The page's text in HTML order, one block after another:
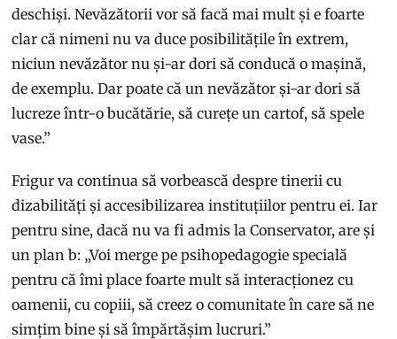
deschiși. Nevăzătorii vor să facă mai mult și e foarte
clar că nimeni nu va duce posibilitățile în extrem,
niciun nevăzător nu și-ar dori să conducă o mașină,
de exemplu. Dar poate că un nevăzător și-ar dori să
lucreze într-o bucătărie, să curețe un cartof, să spele
vase.”
Frigur va continua să vorbească despre tinerii cu
dizabilități și accesibilizarea instituțiilor pentru ei. Iar
pentru sine, dacă nu va fi admis la Conservator, are și
un plan b: „Voi merge pe psihopedagogie specială
pentru că îmi place foarte mult să interacționez cu
oamenii, cu copiii, să creez o comunitate în care să ne
simțim bine și să împărtășim lucruri.”